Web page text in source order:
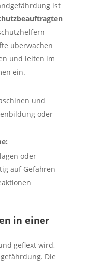
ist
überwachen
und leiten im
ein.
und
oder
oder
auf Gefahren
in einer
geflext wird,
Die